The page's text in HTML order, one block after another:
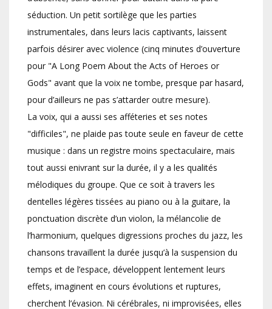
séduction. Un petit sortilège que les parties
instrumentales, dans leurs lacis captivants, laissent
parfois désirer avec violence (cinq minutes d’ouverture
pour "A Long Poem About the Acts of Heroes or
Gods" avant que la voix ne tombe, presque par hasard,
pour d’ailleurs ne pas s’attarder outre mesure).
La voix, qui a aussi ses afféteries et ses notes
"difficiles", ne plaide pas toute seule en faveur de cette
musique : dans un registre moins spectaculaire, mais
tout aussi enivrant sur la durée, il y a les qualités
mélodiques du groupe. Que ce soit à travers les
dentelles légères tissées au piano ou à la guitare, la
ponctuation discrète d’un violon, la mélancolie de
l’harmonium, quelques digressions proches du jazz, les
chansons travaillent la durée jusqu’à la suspension du
temps et de l’espace, développent lentement leurs
effets, imaginent en cours évolutions et ruptures,
cherchent l’évasion. Ni cérébrales, ni improvisées, elles